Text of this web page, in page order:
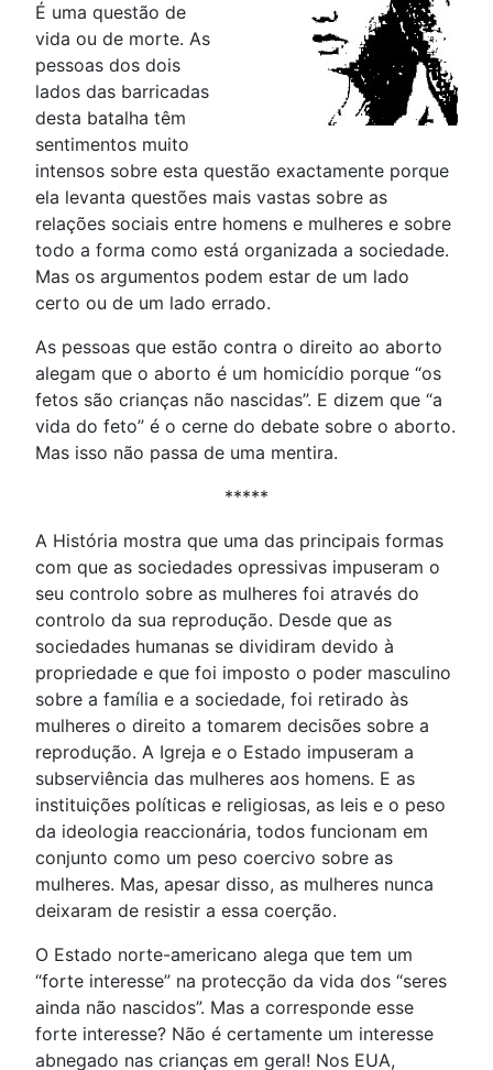
É uma questão de
vida ou de morte. As
pessoas dos dois
lados das barricadas
desta batalha têm
sentimentos muito
intensos sobre esta questão exactamente porque
ela levanta questões mais vastas sobre as
relações sociais entre homens e mulheres e sobre
todo a forma como está organizada a sociedade.
Mas os argumentos podem estar de um lado
certo ou de um lado errado.
As pessoas que estão contra o direito ao aborto
alegam que o aborto é um homicídio porque “os
fetos são crianças não nascidas”. E dizem que “a
vida do feto” é o cerne do debate sobre o aborto.
Mas isso não passa de uma mentira.
*****
A História mostra que uma das principais formas
com que as sociedades opressivas impuseram o
seu controlo sobre as mulheres foi através do
controlo da sua reprodução. Desde que as
sociedades humanas se dividiram devido à
propriedade e que foi imposto o poder masculino
sobre a família e a sociedade, foi retirado às
mulheres o direito a tomarem decisões sobre a
reprodução. A Igreja e o Estado impuseram a
subserviência das mulheres aos homens. E as
instituições políticas e religiosas, as leis e o peso
da ideologia reaccionária, todos funcionam em
conjunto como um peso coercivo sobre as
mulheres. Mas, apesar disso, as mulheres nunca
deixaram de resistir a essa coerção.
O Estado norte-americano alega que tem um
“forte interesse” na protecção da vida dos “seres
ainda não nascidos”. Mas a corresponde esse
forte interesse? Não é certamente um interesse
abnegado nas crianças em geral! Nos EUA,